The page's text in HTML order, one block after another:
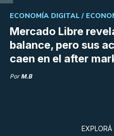
Mercado Libre
balance, pero sus
caen en el after
ECONOMÍA DIGITAL /
Por M.B
EXPLORÁ